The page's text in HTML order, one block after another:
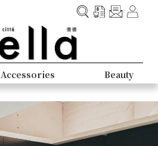
Accessories Beauty